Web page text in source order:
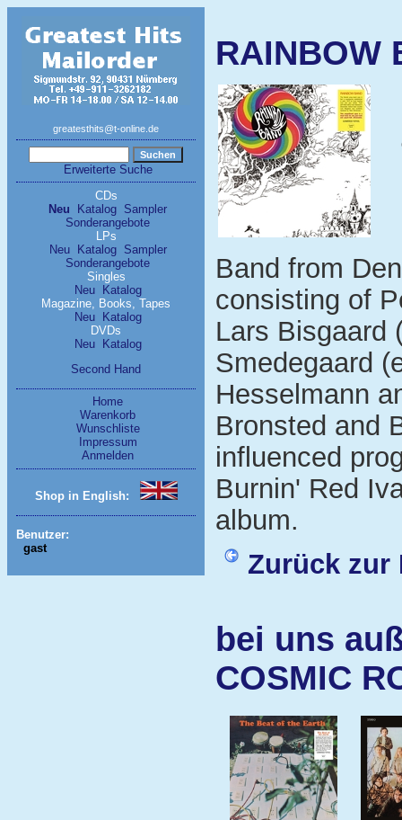
greatesthits@t-online.de
Erweiterte Suche
CDs
Neu
Katalog Sampler
Sonderangebote
LPs
Neu
Katalog
Sampler
Sonderangebote
Singles
Neu
Katalog
Magazine, Books, Tapes
Neu
Katalog
DVDs
Neu
Katalog
Second Hand
Home
Warenkorb
Wunschliste
Impressum
Anmelden
Shop in English:
Benutzer:
gast
Band from
consisting of
Lars Bisgaard
Smedegaard
Hesselmann
Bronsted and
influenced
Burnin' Red
album.
Zurück zur
bei uns
COSMIC